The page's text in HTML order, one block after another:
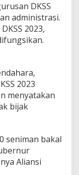
DKSS
administrasi.
2023,
2023
menyatakan
bijak
seniman bakal
Aliansi